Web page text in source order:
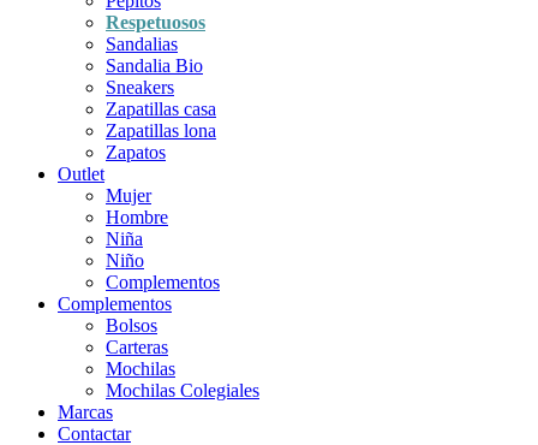
Respetuosos
Sandalias
Sandalia Bio
Sneakers
Zapatillas casa
Zapatillas lona
Zapatos
Outlet
Mujer
Hombre
Niña
Niño
Complementos
Complementos
Bolsos
Carteras
Mochilas
Mochilas Colegiales
Marcas
Contactar